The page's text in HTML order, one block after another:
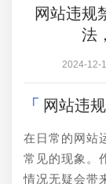
网站违规
法
2024-12-
网站违
在日常的网站
常见的现象。
情况无疑会带